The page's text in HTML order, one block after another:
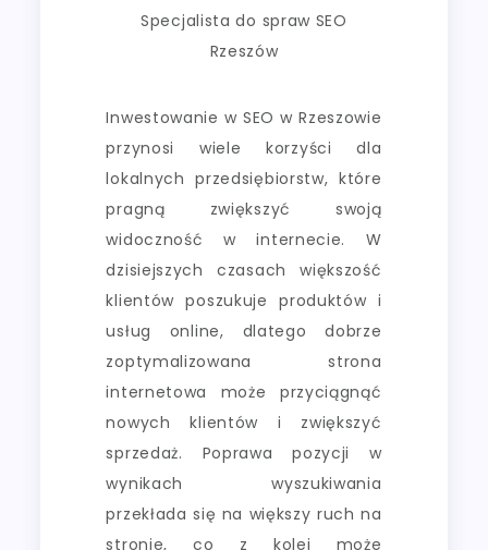
Specjalista do spraw SEO
Rzeszów
Inwestowanie w SEO w Rzeszowie
przynosi wiele korzyści dla
lokalnych przedsiębiorstw, które
pragną zwiększyć swoją
widoczność w internecie. W
dzisiejszych czasach większość
klientów poszukuje produktów i
usług online, dlatego dobrze
zoptymalizowana strona
internetowa może przyciągnąć
nowych klientów i zwiększyć
sprzedaż. Poprawa pozycji w
wynikach wyszukiwania
przekłada się na większy ruch na
stronie, co z kolei może